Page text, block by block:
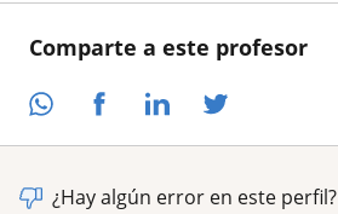
Comparte a este profesor
¿Hay algún error en este perfil?